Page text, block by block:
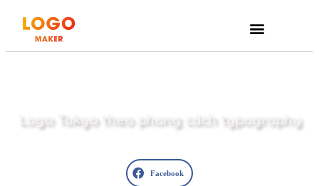
Logo Tokyo theo phong cách typography
Facebook